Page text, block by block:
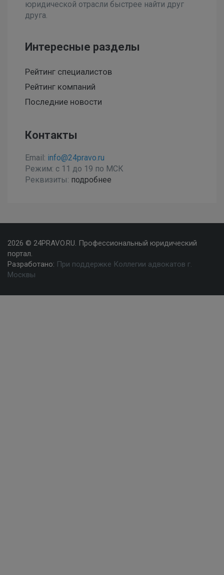
юридической отрасли быстрее найти друг
друга.
Интересные разделы
Рейтинг специалистов
Рейтинг компаний
Последние новости
Контакты
Email: info@24pravo.ru
Режим: с 11 до 19 по МСК
Реквизиты: подробнее
2026 © 24PRAVO.RU. Профессиональный юридический
портал.
Разработано: При поддержке Коллегии адвокатов г.
Москвы